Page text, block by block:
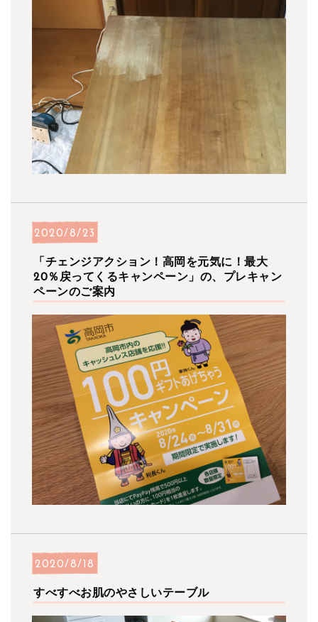
2020/8/23
「チェンジアクション！高岡を元気に！最大
20％戻ってくるキャンペーン」の、プレキャン
ペーンのご案内
2020/8/18
すべすべお肌のやさしいテーブル